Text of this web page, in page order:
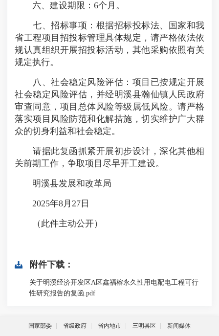
六、建设期限：6个月。
七、招标事项：根据招标投标法、国家和我
省工程项目招投标管理具体规定，请严格依法依
规认真组织开展招投标活动，其他采购依照有关
规定执行。
八、社会稳定风险评估：项目已按规定开展
社会稳定风险评估，并经明溪县瀚仙镇人民政府
审查同意，项目总体风险等级属低风险。请严格
落实项目风险防范和化解措施，切实维护广大群
众的切身利益和社会稳定。
请据此复函抓紧开展初步设计，深化其他相
关前期工作，争取项目尽早开工建设。
明溪县发展和改革局
2025年8月27日
（此件主动公开）
附件下载：
关于明溪经济开发区A区鑫福榕永久性用电配电工程可行
性研究报告的复函.pdf
国家部委 省级政府 省内地市 三明县区 新闻媒体